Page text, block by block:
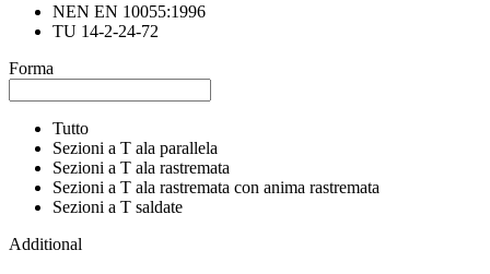
NEN EN 10055:1996
TU 14-2-24-72
Forma
Tutto
Sezioni a T ala parallela
Sezioni a T ala rastremata
Sezioni a T ala rastremata con anima rastremata
Sezioni a T saldate
Additional